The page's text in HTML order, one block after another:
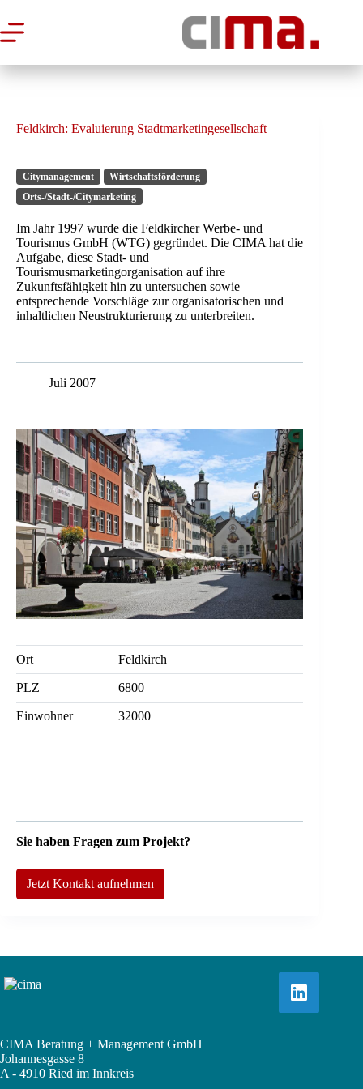
Inhalt
springen
Feldkirch: Evaluierung Stadtmarketingesellschaft
Citymanagement
Wirtschaftsförderung
Orts-/Stadt-/Citymarketing
Im Jahr 1997 wurde die Feldkircher Werbe- und
Tourismus GmbH (WTG) gegründet. Die CIMA hat die
Aufgabe, diese Stadt- und
Tourismusmarketingorganisation auf ihre
Zukunftsfähigkeit hin zu untersuchen sowie
entsprechende Vorschläge zur organisatorischen und
inhaltlichen Neustrukturierung zu unterbreiten.
Juli 2007
Ort Feldkirch
PLZ 6800
Einwohner 32000
Sie haben Fragen zum Projekt?
Jetzt Kontakt aufnehmen
CIMA Beratung + Management GmbH
Johannesgasse 8
A - 4910 Ried im Innkreis